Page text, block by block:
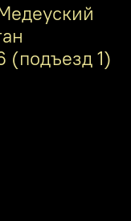
(подъезд 1)